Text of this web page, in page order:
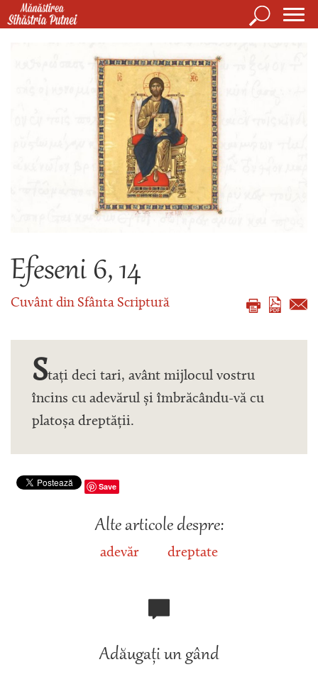
Mergi la conţinutul principal
Căutare
Efeseni 6, 14
Cuvânt din Sfânta Scriptură
Stați deci tari, avânt mijlocul vostru
încins cu adevărul și îmbrăcându-vă cu
platoșa dreptății.
Save
Alte articole despre:
adevăr dreptate
Adăugați un gând